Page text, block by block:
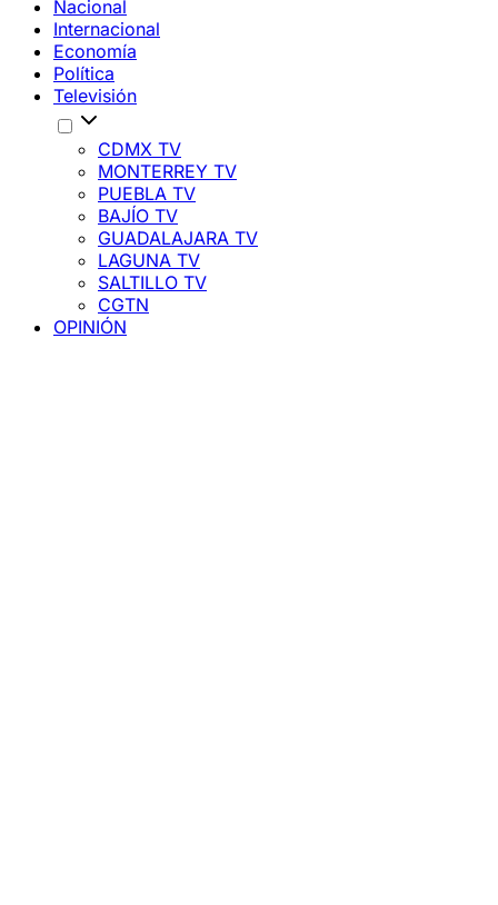
Nacional
Internacional
Economía
Política
Televisión
CDMX TV
MONTERREY TV
PUEBLA TV
BAJÍO TV
GUADALAJARA TV
LAGUNA TV
SALTILLO TV
CGTN
OPINIÓN